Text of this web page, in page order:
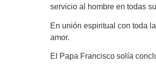
servicio al hombre en todas
En unión espiritual con toda
amor.
El Papa Francisco solía